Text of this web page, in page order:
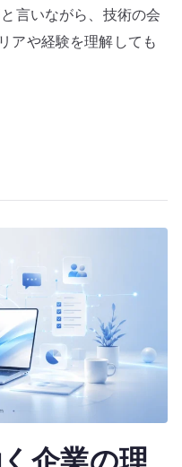
言いながら、技術の会
アや経験を理解しても